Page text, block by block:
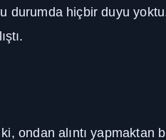
hiçbir duyu
ondan alıntı